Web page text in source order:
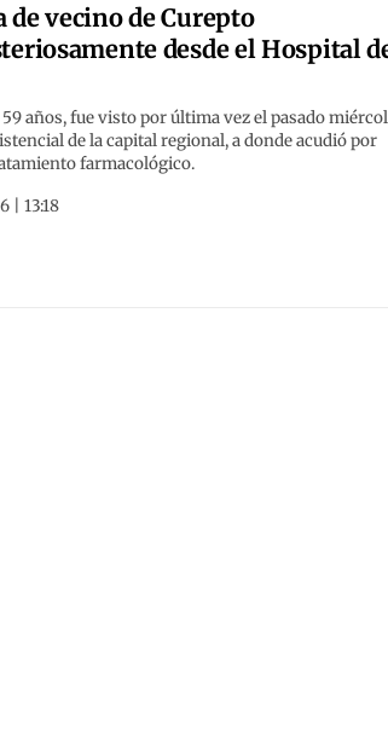
de vecino de Curepto
desde el Hospital
años, fue visto por última vez el pasado
de la capital regional, a donde acudió por
farmacológico.
| 13:18